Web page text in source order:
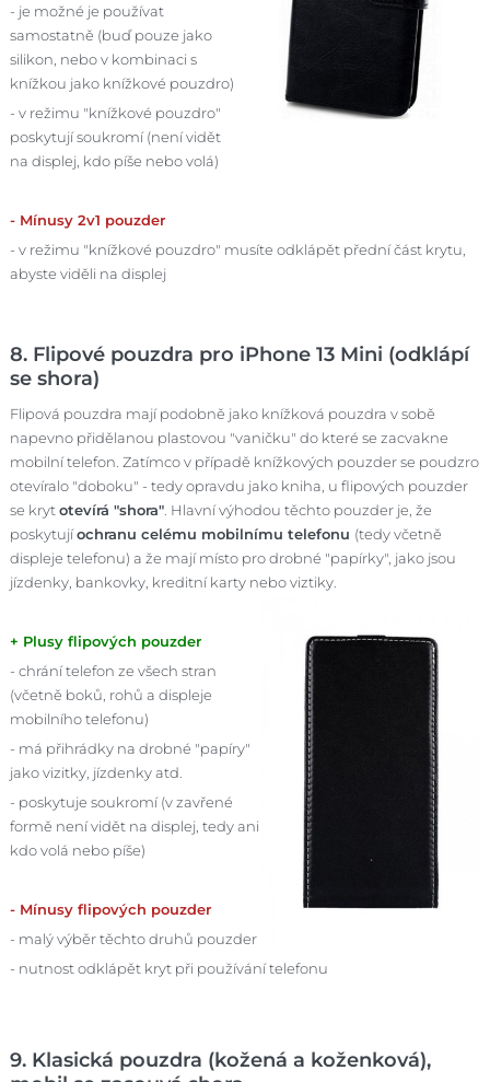
- je možné je používat
samostatně (buď pouze jako
silikon, nebo v kombinaci s
knížkou jako knížkové pouzdro)
- v režimu "knížkové pouzdro"
poskytují soukromí (není vidět
na displej, kdo píše nebo volá)
- Mínusy 2v1 pouzder
- v režimu "knížkové pouzdro" musíte odklápět přední část krytu,
abyste viděli na displej
8. Flipové pouzdra pro iPhone 13 Mini (odklápí
se shora)
Flipová pouzdra mají podobně jako knížková pouzdra v sobě
napevno přidělanou plastovou "vaničku" do které se zacvakne
mobilní telefon. Zatímco v případě knížkových pouzder se poudzro
otevíralo "doboku" - tedy opravdu jako kniha, u flipových pouzder
se krytotevírá "shora". Hlavní výhodou těchto pouzder je, že
poskytujíochranu celému mobilnímu telefonu (tedy včetně
displeje telefonu) a že mají místo pro drobné "papírky", jako jsou
jízdenky, bankovky, kreditní karty nebo viztiky.
+ Plusy flipových pouzder
- chrání telefon ze všech stran
(včetně boků, rohů a displeje
mobilního telefonu)
- má přihrádky na drobné "papíry"
jako vizitky, jízdenky atd.
- poskytuje soukromí (v zavřené
formě není vidět na displej, tedy ani
kdo volá nebo píše)
- Mínusy flipových pouzder
- malý výběr těchto druhů pouzder
- nutnost odklápět kryt při používání telefonu
9. Klasická pouzdra (kožená a koženková),